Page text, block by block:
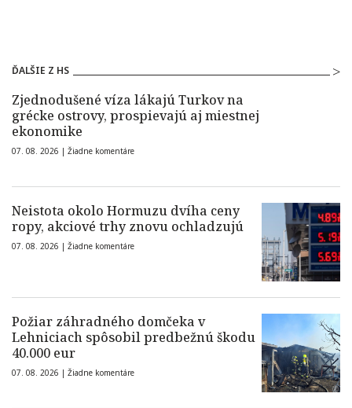
ĎALŠIE Z HS
Zjednodušené víza lákajú Turkov na
grécke ostrovy, prospievajú aj miestnej
ekonomike
07. 08. 2026 | Žiadne komentáre
Neistota okolo Hormuzu dvíha ceny
ropy, akciové trhy znovu ochladzujú
07. 08. 2026 | Žiadne komentáre
Požiar záhradného domčeka v
Lehniciach spôsobil predbežnú škodu
40.000 eur
07. 08. 2026 | Žiadne komentáre